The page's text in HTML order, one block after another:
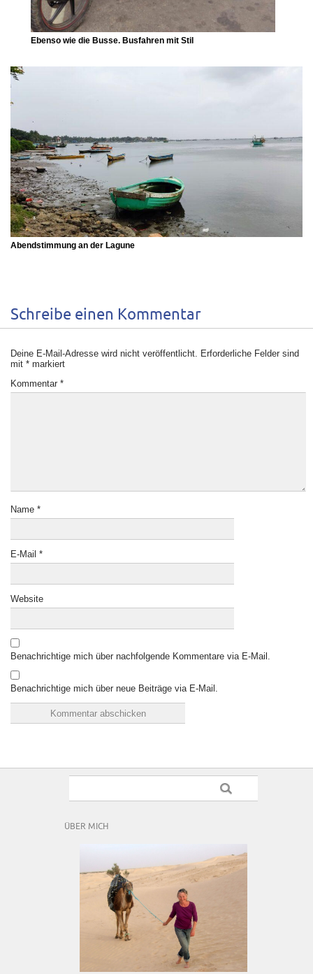
Ebenso wie die Busse. Busfahren mit Stil
Abendstimmung an der Lagune
Schreibe einen Kommentar
Deine E-Mail-Adresse wird nicht veröffentlicht.
Erforderliche Felder sind
mit * markiert
Kommentar *
Name *
E-Mail *
Website
Benachrichtige mich über nachfolgende Kommentare via E-Mail.
Benachrichtige mich über neue Beiträge via E-Mail.
ÜBER MICH